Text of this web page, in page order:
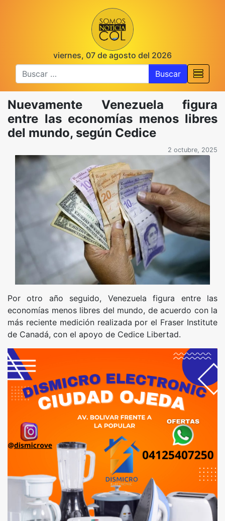
viernes, 07 de agosto del 2026
Buscar
Nuevamente Venezuela figura
entre las economías menos libres
del mundo, según Cedice
2 octubre, 2025
Por otro año seguido, Venezuela figura entre las
economías menos libres del mundo, de acuerdo con la
más reciente medición realizada por el Fraser Institute
de Canadá, con el apoyo de Cedice Libertad.